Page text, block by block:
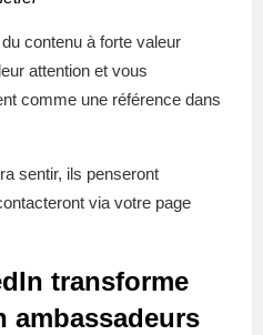
contenu à forte valeur
attention et vous
comme une référence dans
sentir, ils penseront
via votre page
transforme
ambassadeurs